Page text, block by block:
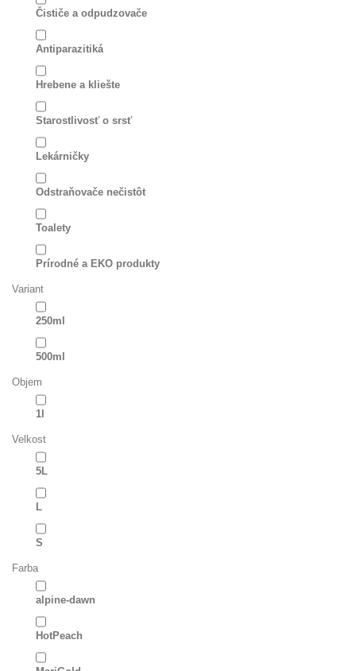
Čističe a odpudzovače
Antiparazitiká
Hrebene a kliešte
Starostlivosť o srsť
Lekárničky
Odstraňovače nečistôt
Toalety
Prírodné a EKO produkty
Variant
250ml
500ml
Objem
1l
Velkost
5L
L
S
Farba
alpine-dawn
HotPeach